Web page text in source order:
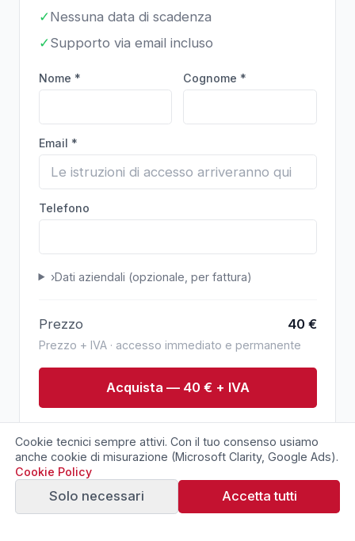
✓Nessuna data di scadenza
✓Supporto via email incluso
Nome * Cognome *
Email *
Telefono
›Dati aziendali (opzionale, per fattura)
Prezzo 40€
Prezzo + IVA · accesso immediato e permanente
Acquista — 40 € + IVA
via email.
Cookie tecnici sempre attivi. Con il tuo consenso usiamo
anche cookie di misurazione (Microsoft Clarity, Google Ads).
Cookie Policy
Solo necessari Accetta tutti